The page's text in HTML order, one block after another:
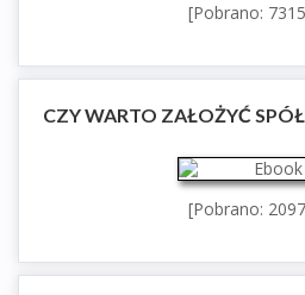
[Pobrano:
CZY WARTO ZAŁOŻYĆ
[Pobrano: